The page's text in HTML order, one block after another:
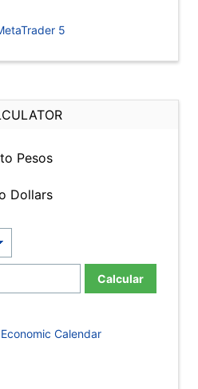
5
Pesos
Dollars
Calcular
Economic Calendar